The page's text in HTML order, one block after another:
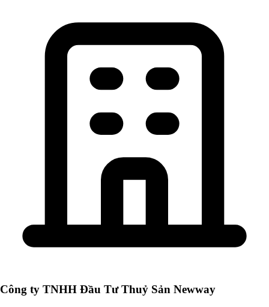
Công ty TNHH Đầu Tư Thuỷ Sản Newway